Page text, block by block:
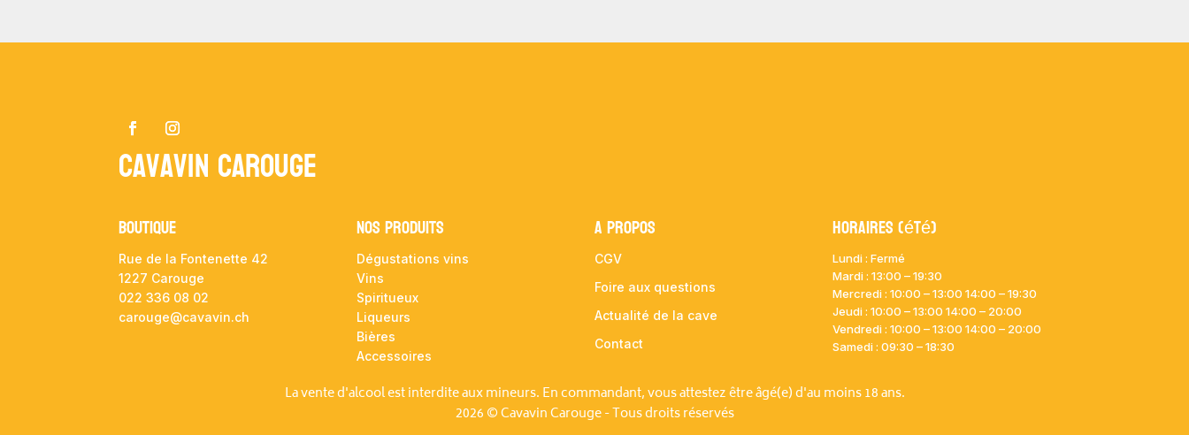
Cavavin Carouge
Boutique
Rue de la Fontenette 42
1227 Carouge
022 336 08 02
carouge@cavavin.ch
NOS PRODUITS
Dégustations vins
Vins
Spiritueux
Liqueurs
Bières
Accessoires
A propos
CGV
Foire aux questions
Actualité de la cave
Contact
Horaires (été)
Lundi : Fermé
Mardi : 13:00 – 19:30
Mercredi : 10:00 – 13:00 14:00 – 19:30
Jeudi : 10:00 – 13:00 14:00 – 20:00
Vendredi : 10:00 – 13:00 14:00 – 20:00
Samedi : 09:30 – 18:30
La vente d'alcool est interdite aux mineurs. En commandant, vous attestez être âgé(e) d'au moins 18 ans.
2026 © Cavavin Carouge - Tous droits réservés